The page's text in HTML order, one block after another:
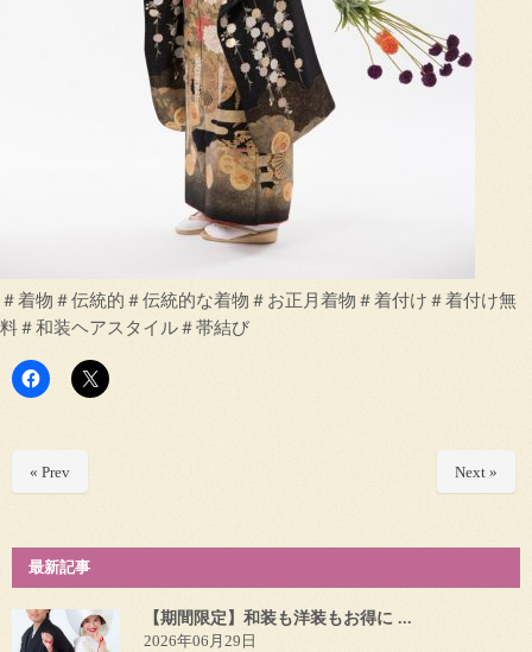
＃着物＃伝統的＃伝統的な着物＃お正月着物＃着付け＃着付け無
料＃和装ヘアスタイル＃帯結び
« Prev Next »
最新記事
【期間限定】和装も洋装もお得に ...
2026年06月29日